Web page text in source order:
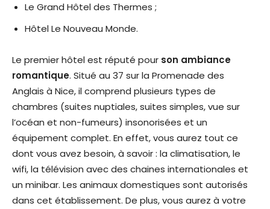
Le Grand Hôtel des Thermes ;
Hôtel Le Nouveau Monde.
Le premier hôtel est réputé pour son ambiance
romantique. Situé au 37 sur la Promenade des
Anglais à Nice, il comprend plusieurs types de
chambres (suites nuptiales, suites simples, vue sur
l’océan et non-fumeurs) insonorisées et un
équipement complet. En effet, vous aurez tout ce
dont vous avez besoin, à savoir : la climatisation, le
wifi, la télévision avec des chaines internationales et
un minibar. Les animaux domestiques sont autorisés
dans cet établissement. De plus, vous aurez à votre